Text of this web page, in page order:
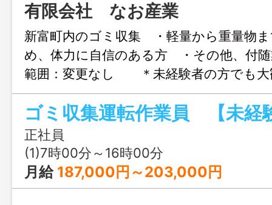
有限会社 なお産業
新富町内のゴミ収集 ・軽量から重量物
め、体力に自信のある方 ・その他、
範囲：変更なし ＊未経験者の方でも大
は必ず運転者が付き、簡単な 作業から
ます。
正社員
(1)7時00分～16時00分
月給 187,000円～203,000円